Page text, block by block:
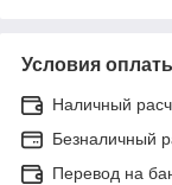
Условия
Наличный
Безналичный
Перевод на